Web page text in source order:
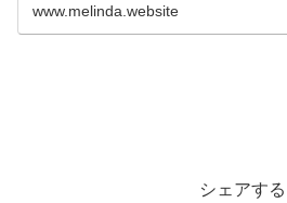
www.melinda.website
シェアする